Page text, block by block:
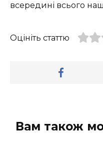
всередині всього
Оцініть статтю
Вам також